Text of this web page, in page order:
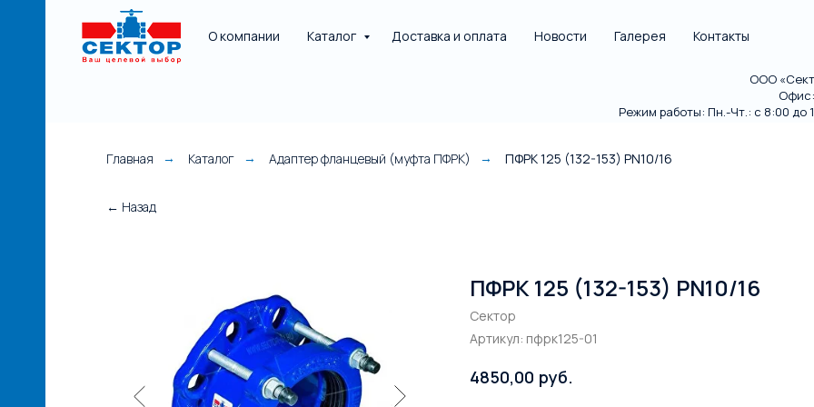
О компании Каталог Доставка и оплата Новости Галерея Контакты
ООО
Офис:
Режим работы: Пн.-Чт.: с 8:00 до
Главная → Каталог → Адаптер фланцевый (муфта ПФРК) → ПФРК 125 (132-153) PN10/16
← Назад
ПФРК 125 (132-153) PN10/16
Сектор
Артикул: пфрк125-01
4850,00 руб.